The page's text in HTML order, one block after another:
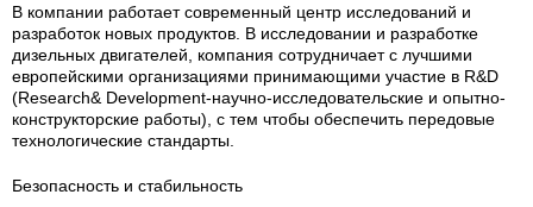
В компании работает современный центр исследований и
разработок новых продуктов. В исследовании и разработке
дизельных двигателей, компания сотрудничает с лучшими
европейскими организациями принимающими участие в R&D
(Research& Development-научно-исследовательские и опытно-
конструкторские работы), с тем чтобы обеспечить передовые
технологические стандарты.
Безопасность и стабильность